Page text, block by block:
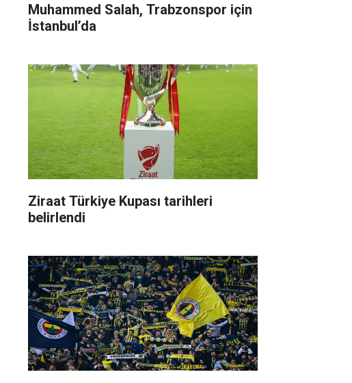
Muhammed Salah, Trabzonspor için
İstanbul’da
Ziraat Türkiye Kupası tarihleri
belirlendi